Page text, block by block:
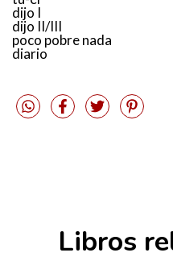
dijo I
dijo II/III
poco pobre nada
diario
Libros